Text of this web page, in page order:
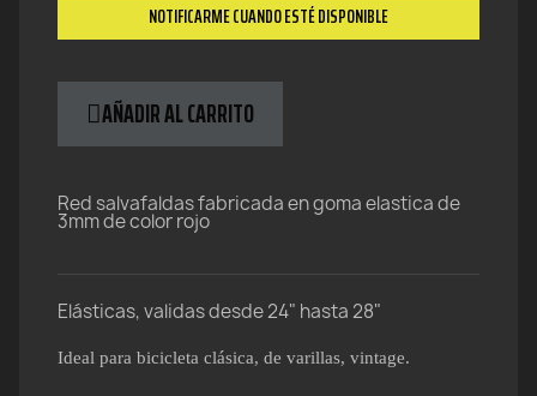
NOTIFICARME CUANDO ESTÉ DISPONIBLE
AÑADIR AL CARRITO
Red salvafaldas fabricada en goma elastica de
3mm de color rojo
Elásticas, validas desde 24" hasta 28"
Ideal para bicicleta clásica, de varillas, vintage.